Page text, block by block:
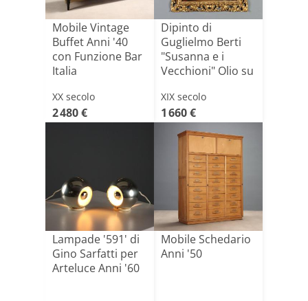
Mobile Vintage
Buffet Anni '40
con Funzione Bar
Italia
XX secolo
2 480 €
Dipinto di
Guglielmo Berti
"Susanna e i
Vecchioni" Olio su
XIX secolo
1 660 €
Lampade '591' di
Gino Sarfatti per
Arteluce Anni '60
Mobile Schedario
Anni '50